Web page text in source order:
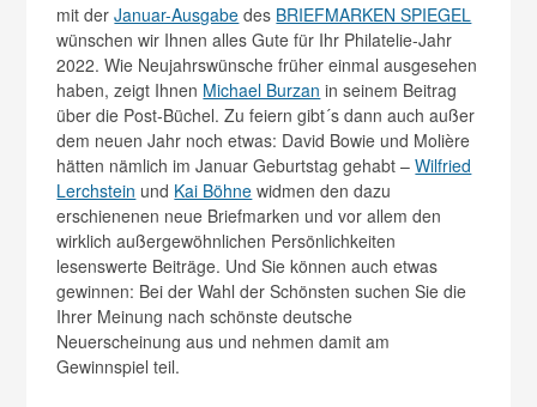
mit derJanuar-Ausgabe des BRIEFMARKEN SPIEGEL
wünschen wir Ihnen alles Gute für Ihr Philatelie-Jahr
2022. Wie Neujahrswünsche früher einmal ausgesehen
haben, zeigt Ihnen Michael Burzan in seinem Beitrag
über die Post-Büchel. Zu feiern gibt´s dann auch außer
dem neuen Jahr noch etwas: David Bowie und Molière
hätten nämlich im Januar Geburtstag gehabt –Wilfried
Lerchstein und Kai Böhne widmen den dazu
erschienenen neue Briefmarken und vor allem den
wirklich außergewöhnlichen Persönlichkeiten
lesenswerte Beiträge. Und Sie können auch etwas
gewinnen: Bei der Wahl der Schönsten suchen Sie die
Ihrer Meinung nach schönste deutsche
Neuerscheinung aus und nehmen damit am
Gewinnspiel teil.